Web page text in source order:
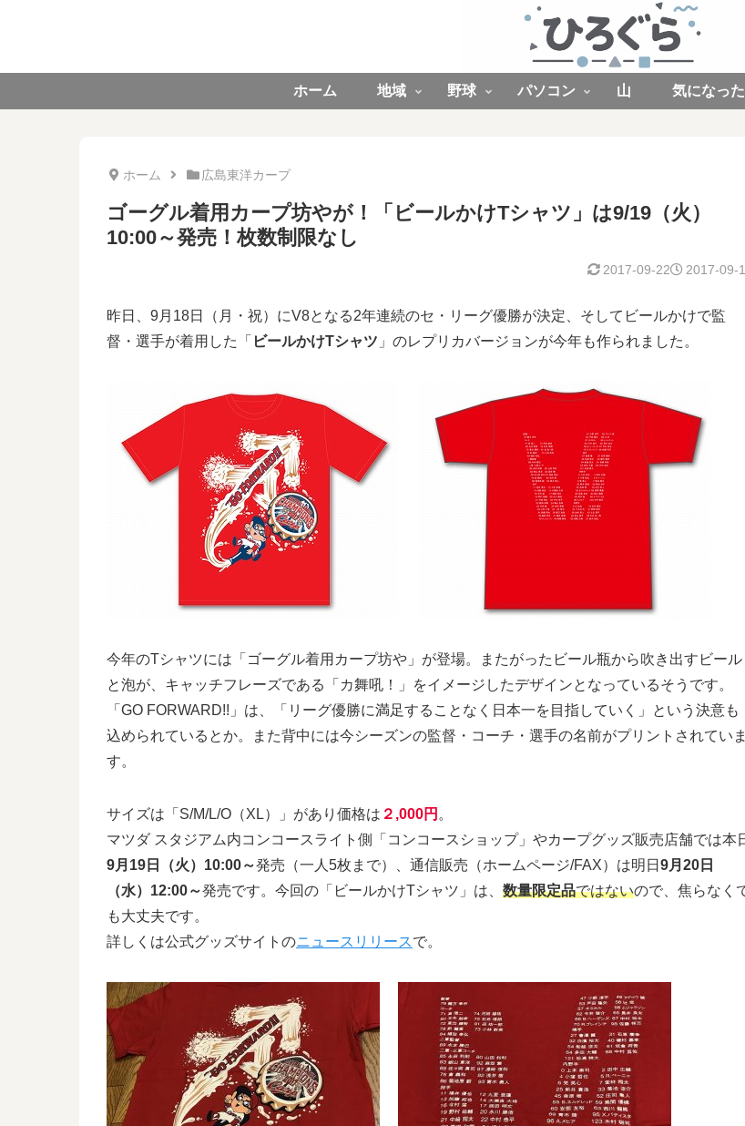
ホーム 地域 野球 パソコン 山 気になっ
ホーム 広島東洋カープ
ゴーグル着用カープ坊やが！「ビールかけTシャツ」は9/19（火）
10:00～発売！枚数制限なし
2017-09-
2017-09-22
昨日、9月18日（月・祝）にV8となる2年連続のセ・リーグ優勝が決定、そしてビールかけで監
督・選手が着用した「 ビールかけTシャツ 」のレプリカバージョンが今年も作られました。
今年のTシャツには「ゴーグル着用カープ坊や」が登場。またがったビール瓶から吹き出すビール
と泡が、キャッチフレーズである「カ舞吼！」をイメージしたデザインとなっているそうです。
「GO FORWARD!!」は、「リーグ優勝に満足することなく日本一を目指していく」という決意も
込められているとか。また背中には今シーズンの監督・コーチ・選手の名前がプリントされていま
す。
サイズは「S/M/L/O（XL）」があり価格は ２,000円 。
マツダ スタジアム内コンコースライト側「コンコースショップ」やカープグッズ販売店舗では本
9月19日（火）10:00～発売（一人5枚まで）、通信販売（ホームページ/FAX）は明日 9月20日
（水）12:00～発売です。今回の「ビールかけTシャツ」は、 数量限定品ではないので、焦らなく
も大丈夫です。
詳しくは公式グッズサイトのニュースリリースで。